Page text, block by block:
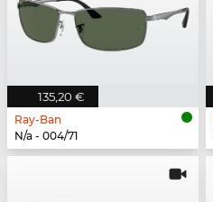
135,20 €
Ray-Ban
N/a - 004/71